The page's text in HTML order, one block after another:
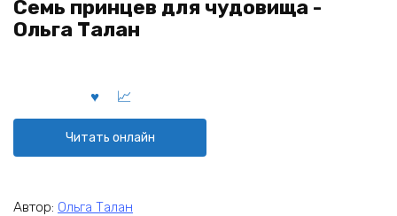
Семь принцев для чудовища -
Ольга Талан
Читать онлайн
Автор: Ольга Талан